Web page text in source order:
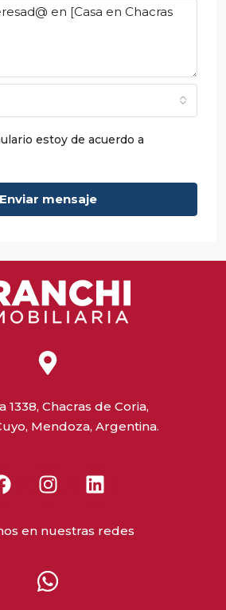
estoy de acuerdo a
Enviar mensaje
1338, Chacras de Coria,
Mendoza, Argentina.
en nuestras redes